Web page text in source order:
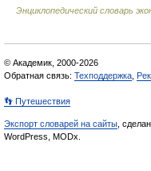
Энциклопедический словарь
© Академик, 2000-2026
Обратная связь: Техподдержка
👣 Путешествия
Экспорт словарей на сайты ,
WordPress, MODx.